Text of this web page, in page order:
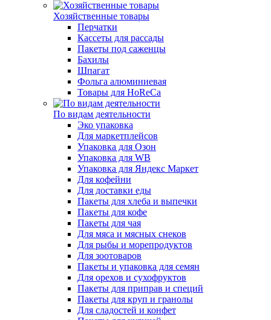
Хозяйственные товары
Перчатки
Кассеты для рассады
Пакеты под саженцы
Бахилы
Шпагат
Фольга алюминиевая
Товары для HoReCa
По видам деятельности
Эко упаковка
Для маркетплейсов
Упаковка для Озон
Упаковка для WB
Упаковка для Яндекс Маркет
Для кофейни
Для доставки еды
Пакеты для хлеба и выпечки
Пакеты для кофе
Пакеты для чая
Для мяса и мясных снеков
Для рыбы и морепродуктов
Для зоотоваров
Пакеты и упаковка для семян
Для орехов и сухофруктов
Пакеты для приправ и специй
Пакеты для круп и гранолы
Для сладостей и конфет